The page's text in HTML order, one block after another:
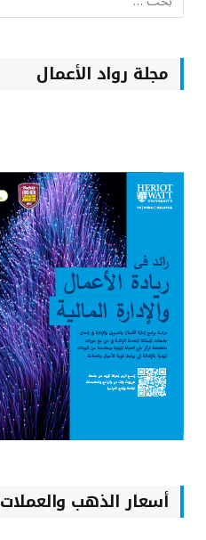
مجلة رواد الأعمال
أسعار الذهب والعملات